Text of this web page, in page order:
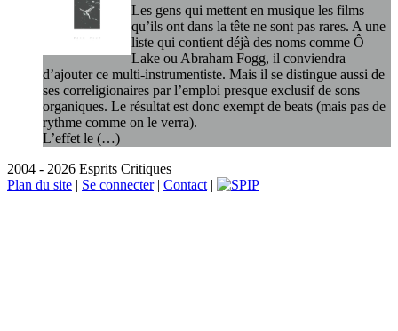
Les gens qui mettent en musique les films
qu’ils ont dans la tête ne sont pas rares. A une
liste qui contient déjà des noms comme Ô
Lake ou Abraham Fogg, il conviendra
d’ajouter ce multi-instrumentiste. Mais il se distingue aussi de
ses correligionaires par l’emploi presque exclusif de sons
organiques. Le résultat est donc exempt de beats (mais pas de
rythme comme on le verra).
L’effet le (…)
2004 - 2026 Esprits Critiques
Plan du site | Se connecter| Contact |